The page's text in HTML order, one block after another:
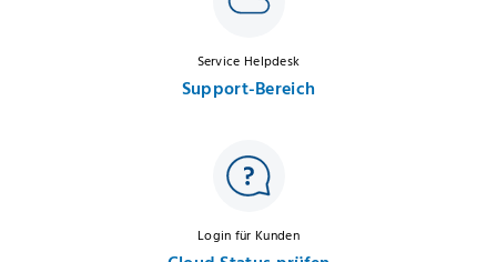
Service Helpdesk
Support-Bereich
Login für Kunden